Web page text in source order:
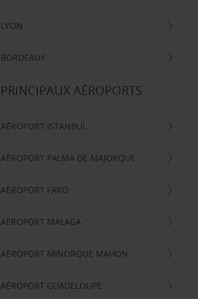
LYON
BORDEAUX
PRINCIPAUX AÉROPORTS
AÉROPORT ISTANBUL
AÉROPORT PALMA DE MAJORQUE
AÉROPORT FARO
AÉROPORT MALAGA
AÉROPORT MINORQUE MAHON
AÉROPORT GUADELOUPE